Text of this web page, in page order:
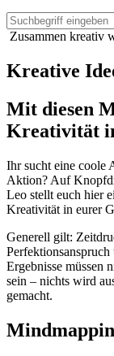
Zusammen kreativ
Kreative
Mit diesen
Kreativität
Ihr sucht eine coole
Aktion? Auf
Leo stellt euch hier
Kreativität in eurer
Generell gilt:
Ergebnisse müssen
sein – nichts wird
gemacht.